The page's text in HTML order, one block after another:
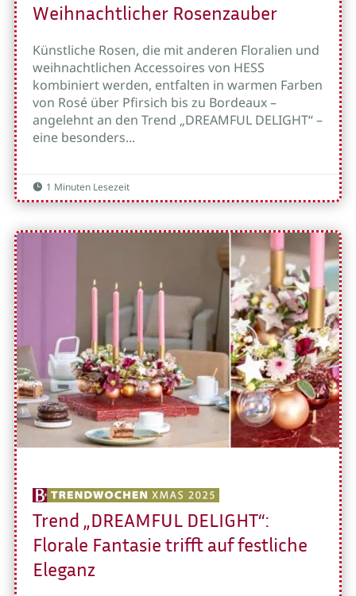
Weihnachtlicher Rosenzauber
Künstliche Rosen, die mit anderen Floralien und
weihnachtlichen Accessoires von HESS
kombiniert werden, entfalten in warmen Farben
von Rosé über Pfirsich bis zu Bordeaux –
angelehnt an den Trend „DREAMFUL DELIGHT“ –
eine besonders...
 1 Minuten Lesezeit
Trend „DREAMFUL DELIGHT“:
Florale Fantasie trifft auf festliche
Eleganz